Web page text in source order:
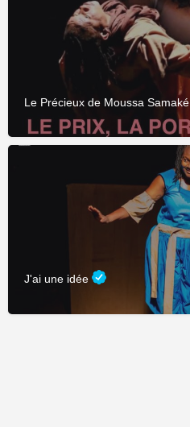
Le Précieux de Moussa Samaké
J'ai une idée